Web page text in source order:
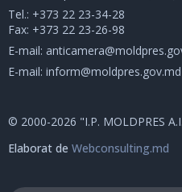
Tel.: +373 22 23-34-28
Fax: +373 22 23-26-98
E-mail:
E-mail: inform@moldpres.gov.md
© 2000-2026 "I.P. MOLDPRES
Elaborat de Webconsulting.md